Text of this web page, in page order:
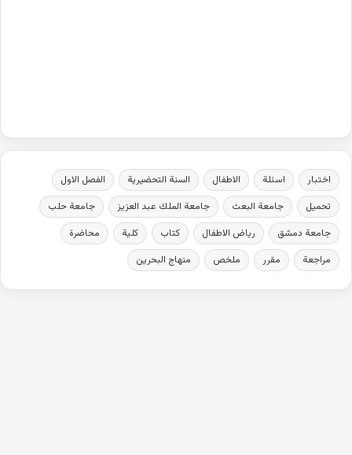
اختبار اسئلة الاطفال السنة التحضيرية
الفصل الاول
تحميل
جامعة البعث جامعة الملك عبد العزيز
جامعة حلب
جامعة دمشق
رياض الاطفال كتاب كلية
محاضرة
مراجعة
مقرر ملخص منهاج البحرين